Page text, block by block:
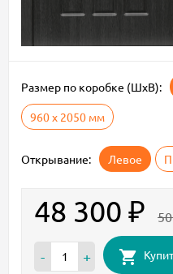
Размер по коробке (ШxВ):
960 х 2050 мм
Открывание: Левое
48 300 ₽
- +